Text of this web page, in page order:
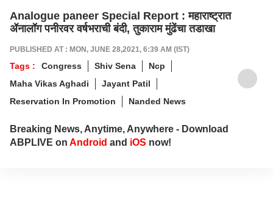
Analogue paneer Special Report : महाराष्ट्रात
ॲनालॉग पनीरवर वर्षभराची बंदी, तुकाराम मुंढेंचा तडाखा
PUBLISHED AT : MON, JUNE 28,2021, 6:39 AM (IST)
Tags : Congress Shiv Sena
Ncp
Maha Vikas Aghadi
Jayant Patil
Reservation In Promotion
Nanded News
Breaking News, Anytime, Anywhere - Download
ABPLIVE on Android and iOS now!